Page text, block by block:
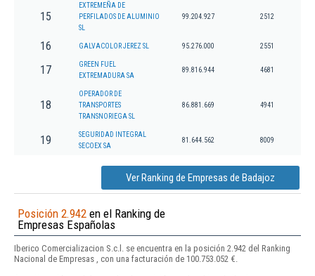
15
EXTREMEÑA DE
PERFILADOS DE ALUMINIO
SL
99.204.927 2512
16 GALVACOLOR JEREZ SL 95.276.000 2551
17
GREEN FUEL
EXTREMADURA SA
89.816.944 4681
18
OPERADOR DE
TRANSPORTES
TRANSNORIEGA SL
86.881.669 4941
19
SEGURIDAD INTEGRAL
SECOEX SA
81.644.562 8009
Ver Ranking de Empresas de Badajoz
Posición 2.942 en el Ranking de
Empresas Españolas
Iberico Comercializacion S.c.l. se encuentra en la posición 2.942 del Ranking
Nacional de Empresas , con una facturación de 100.753.052 €.